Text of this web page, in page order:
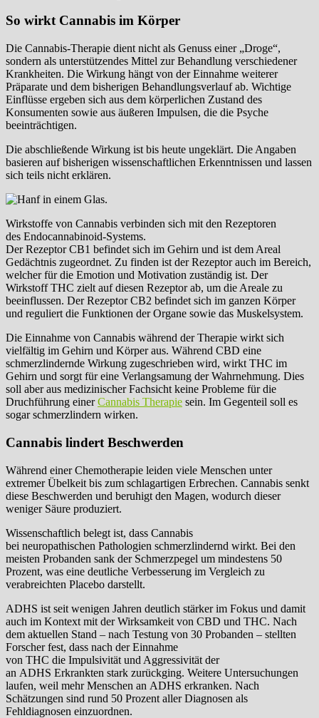
So wirkt Cannabis im Körper
Die Cannabis-Therapie dient nicht als Genuss einer „Droge“,
sondern als unterstützendes Mittel zur Behandlung verschiedener
Krankheiten. Die Wirkung hängt von der Einnahme weiterer
Präparate und dem bisherigen Behandlungsverlauf ab. Wichtige
Einflüsse ergeben sich aus dem körperlichen Zustand des
Konsumenten sowie aus äußeren Impulsen, die die Psyche
beeinträchtigen.
Die abschließende Wirkung ist bis heute ungeklärt. Die Angaben
basieren auf bisherigen wissenschaftlichen Erkenntnissen und lassen
sich teils nicht erklären.
Wirkstoffe von Cannabis verbinden sich mit den Rezeptoren
des Endocannabinoid-Systems.
Der Rezeptor CB1 befindet sich im Gehirn und ist dem Areal
Gedächtnis zugeordnet. Zu finden ist der Rezeptor auch im Bereich,
welcher für die Emotion und Motivation zuständig ist. Der
Wirkstoff THC zielt auf diesen Rezeptor ab, um die Areale zu
beeinflussen. Der Rezeptor CB2 befindet sich im ganzen Körper
und reguliert die Funktionen der Organe sowie das Muskelsystem.
Die Einnahme von Cannabis während der Therapie wirkt sich
vielfältig im Gehirn und Körper aus. Während CBD eine
schmerzlindernde Wirkung zugeschrieben wird, wirkt THC im
Gehirn und sorgt für eine Verlangsamung der Wahrnehmung. Dies
soll aber aus medizinischer Fachsicht keine Probleme für die
Druchführung einerCannabis Therapie sein. Im Gegenteil soll es
sogar schmerzlindern wirken.
Cannabis lindert Beschwerden
Während einer Chemotherapie leiden viele Menschen unter
extremer Übelkeit bis zum schlagartigen Erbrechen. Cannabis senkt
diese Beschwerden und beruhigt den Magen, wodurch dieser
weniger Säure produziert.
Wissenschaftlich belegt ist, dass Cannabis
bei neuropathischen Pathologien schmerzlindernd wirkt. Bei den
meisten Probanden sank der Schmerzpegel um mindestens 50
Prozent, was eine deutliche Verbesserung im Vergleich zu
verabreichten Placebo darstellt.
ADHS ist seit wenigen Jahren deutlich stärker im Fokus und damit
auch im Kontext mit der Wirksamkeit von CBD und THC. Nach
dem aktuellen Stand – nach Testung von 30 Probanden – stellten
Forscher fest, dass nach der Einnahme
von THC die Impulsivität und Aggressivität der
an ADHS Erkrankten stark zurückging. Weitere Untersuchungen
laufen, weil mehr Menschen an ADHS erkranken. Nach
Schätzungen sind rund 50 Prozent aller Diagnosen als
Fehldiagnosen einzuordnen.